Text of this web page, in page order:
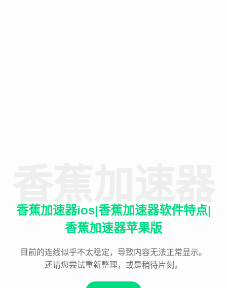
香蕉加速器ios|香蕉加速器软件特点|
香蕉加速器苹果版
目前的连线似乎不太稳定，导致内容无法正常显示。
还请您尝试重新整理，或是稍待片刻。